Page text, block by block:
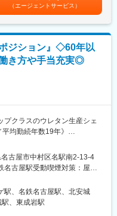
す。
、未経験の方からのご応募も
で、安心して業務に取り組
とができます。
携わることができます。
る火薬類の製品を生産して
育等にてフォロー致します
予定しております。
残業時間は月10時間程度。急
対応いただきます。
事業所カレンダ―によります
あり)賃金はあくまでも目安
る可能性があります。月給(月
（エージェントサービス）
ジション』◇60年以
き方や手当充実◎
プクラスのウレタン生産シェ
均勤続年数19年》
給、食事手当等）
的に新たな取り組みに挑戦で
により、下記いずれかを担
古屋市中村区名駅南2-13-4
古屋駅受動喫煙対策：屋内
住所：愛知県安城市今池町3
新安城駅受動喫煙対策：屋内
クスリムフレックス（武豊工
駅、名鉄名古屋駅、北安城
、東成岩駅